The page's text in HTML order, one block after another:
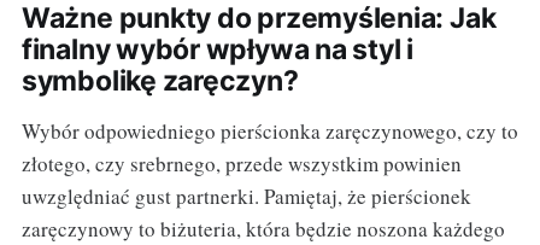
Ważne punkty do przemyślenia: Jak
finalny wybór wpływa na styl i
symbolikę zaręczyn?
Wybór odpowiedniego pierścionka zaręczynowego, czy to
złotego, czy srebrnego, przede wszystkim powinien
uwzględniać gust partnerki. Pamiętaj, że pierścionek
zaręczynowy to biżuteria, która będzie noszona każdego